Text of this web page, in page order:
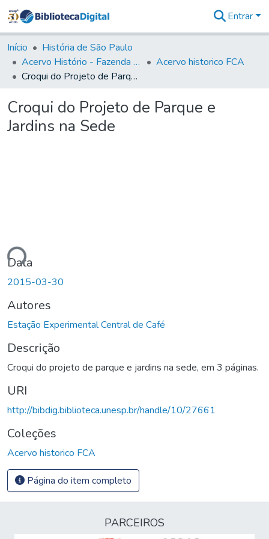
&
Coleções
Tudo na
Biblioteca
Estatísticas
Entrar
Início
História de São Paulo
Acervo Histório - Fazenda Lageado
Acervo historico FCA
Croqui do Projeto de Parque e Jardins na Sede
Croqui do Projeto de Parque e
Jardins na Sede
Data
2015-03-30
Autores
Estação Experimental Central de Café
Descrição
Croqui do projeto de parque e jardins na sede, em 3 páginas.
URI
http://bibdig.biblioteca.unesp.br/handle/10/27661
Coleções
Acervo historico FCA
Página do item completo
PARCEIROS